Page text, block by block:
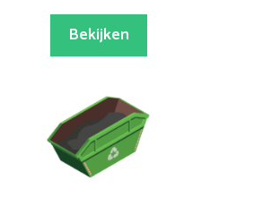
Bekijken